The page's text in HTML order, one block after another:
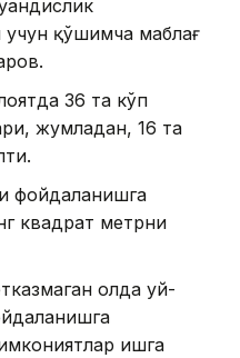
қўшимча маблағ
36 та кўп
жумладан, 16 та
фойдаланишга
квадрат метрни
ҳолда уй-
ишга